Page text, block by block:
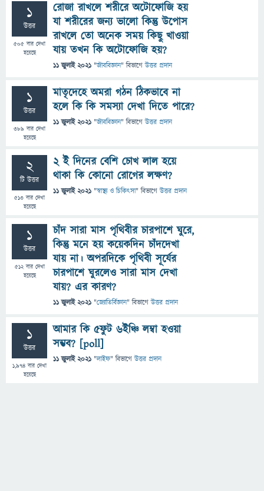
1
উত্তর
505 বার দেখা
হয়েছে
রোজা রাখলে শরীরে অটোফোজি হয়
যা শরীরের জন্য ভালো কিন্তু উপোস
রাখলে তো অনেক সময় কিছু খাওয়া
যায় তখন কি অটোফোজি হয়?
11 জুলাই 2021 "জীববিজ্ঞান" বিভাগে উত্তর প্রদান
1
উত্তর
389 বার দেখা
হয়েছে
মাতৃদেহে অমরা গঠন ঠিকভাবে না
হলে কি কি সমস্যা দেখা দিতে পারে?
11 জুলাই 2021 "জীববিজ্ঞান" বিভাগে উত্তর প্রদান
2
টি উত্তর
513 বার দেখা
হয়েছে
২ ই দিনের বেশি চোখ লাল হয়ে
থাকা কি কোনো রোগের লক্ষণ?
11 জুলাই 2021 "স্বাস্থ্য ও চিকিৎসা" বিভাগে উত্তর প্রদান
1
উত্তর
512বার দেখা
হয়েছে
চাঁদ সারা মাস পৃথিবীর চারপাশে ঘুরে,
কিন্তু মনে হয় কয়েকদিন চাঁদদেখা
যায় না। অপরদিকে পৃথিবী সূর্যের
চারপাশে ঘুরলেও সারা মাস দেখা
যায়? এর কারণ?
11 জুলাই 2021 "জ্যোতির্বিজ্ঞান" বিভাগে উত্তর প্রদান
1
উত্তর
1,974 বার দেখা
হয়েছে
আমার কি 5ফুট 6ইঞ্চি লম্বা হওয়া
সম্ভব? [poll]
11 জুলাই 2021 "লাইফ" বিভাগে উত্তর প্রদান